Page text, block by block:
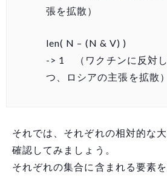
張を拡散）
len( N – (N & V) )
-> 1 （ワクチンに反対
つ、ロシアの主張を拡散）
それでは、それぞれの相対的な
確認してみましょう。
それぞれの集合に含まれる要素